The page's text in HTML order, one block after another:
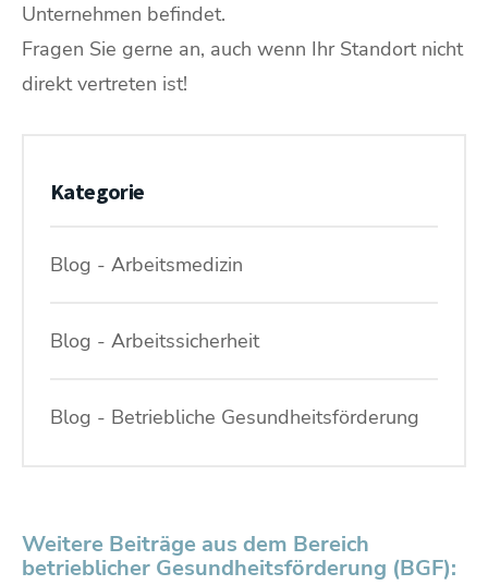
Unternehmen befindet.
Fragen Sie gerne an, auch wenn Ihr Standort nicht
direkt vertreten ist!
Kategorie
Blog - Arbeitsmedizin
Blog - Arbeitssicherheit
Blog - Betriebliche Gesundheitsförderung
Weitere Beiträge aus dem Bereich
betrieblicher Gesundheitsförderung (BGF):